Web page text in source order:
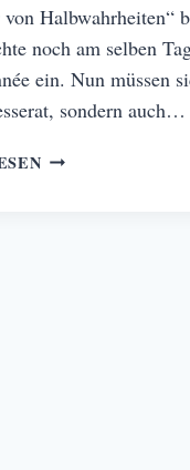
von Halbwahrheiten“
noch am selben
ein. Nun müssen
sondern auch…